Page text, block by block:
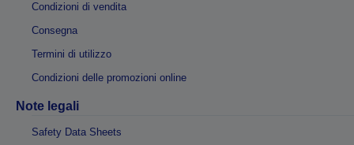
Condizioni di vendita
Consegna
Termini di utilizzo
Condizioni delle promozioni online
Note legali
Safety Data Sheets